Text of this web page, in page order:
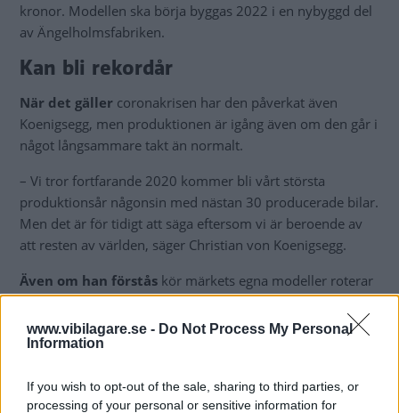
www.vibilagare.se - Do Not Process My Personal
Information
If you wish to opt-out of the sale, sharing to third parties, or
processing of your personal or sensitive information for
kronor. Modellen ska börja byggas 2022 i en nybyggd del
av Ängelholmsfabriken.
Kan bli rekordår
När det gäller coronakrisen har den påverkat även
Koenigsegg, men produktionen är igång även om den går i
något långsammare takt än normalt.
– Vi tror fortfarande 2020 kommer bli vårt största
produktionsår någonsin med nästan 30 producerade bilar.
Men det är för tidigt att säga eftersom vi är beroende av
att resten av världen, säger Christian von Koenigsegg.
Även om han förstås kör märkets egna modeller roterar
han mellan två Tesla som vardagsbilar: en Model 3 och en
Model S.
ganska gles. Anledningen är att alla pengar jag tjänade
under de första 15 åren med Koenigsegg gick tillbaka till